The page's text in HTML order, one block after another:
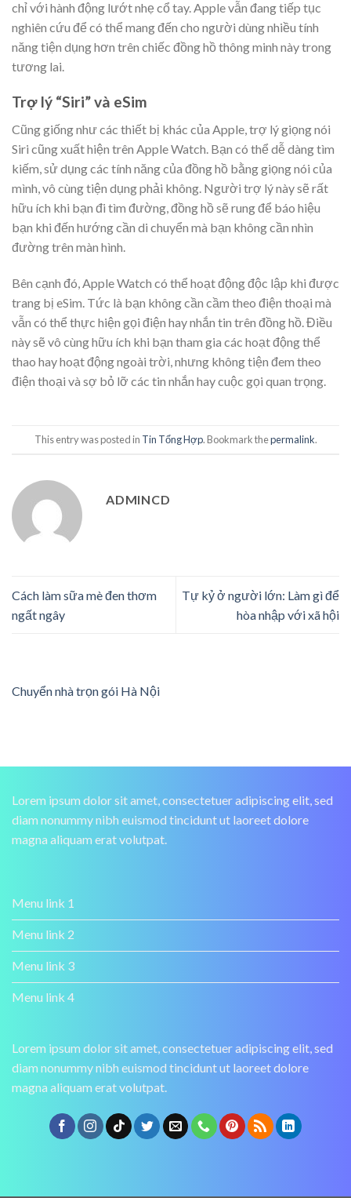
chỉ với hành động lướt nhẹ cổ tay. Apple vẫn đang tiếp tục
nghiên cứu để có thể mang đến cho người dùng nhiều tính
năng tiện dụng hơn trên chiếc đồng hồ thông minh này trong
tương lai.
Trợ lý “Siri” và eSim
Cũng giống như các thiết bị khác của Apple, trợ lý giọng nói
Siri cũng xuất hiện trên Apple Watch. Bạn có thể dễ dàng tìm
kiếm, sử dụng các tính năng của đồng hồ bằng giọng nói của
mình, vô cùng tiện dụng phải không. Người trợ lý này sẽ rất
hữu ích khi bạn đi tìm đường, đồng hồ sẽ rung để báo hiệu
bạn khi đến hướng cần di chuyển mà bạn không cần nhìn
đường trên màn hình.
Bên cạnh đó, Apple Watch có thể hoạt động độc lập khi được
trang bị eSim. Tức là bạn không cần cầm theo điện thoại mà
vẫn có thể thực hiện gọi điện hay nhắn tin trên đồng hồ. Điều
này sẽ vô cùng hữu ích khi bạn tham gia các hoạt động thể
thao hay hoạt động ngoài trời, nhưng không tiện đem theo
điện thoại và sợ bỏ lỡ các tin nhắn hay cuộc gọi quan trọng.
This entry was posted in Tin Tổng Hợp. Bookmark thepermalink.
ADMINCD
Cách làm sữa mè đen thơm
ngất ngây
Tự kỷ ở người lớn: Làm gì để
hòa nhập với xã hội
Chuyển nhà trọn gói Hà Nội
Lorem ipsum dolor sit amet, consectetuer adipiscing elit, sed
diam nonummy nibh euismod tincidunt ut laoreet dolore
magna aliquam erat volutpat.
Menu link 1
Menu link 2
Menu link 3
Menu link 4
Lorem ipsum dolor sit amet, consectetuer adipiscing elit, sed
diam nonummy nibh euismod tincidunt ut laoreet dolore
magna aliquam erat volutpat.